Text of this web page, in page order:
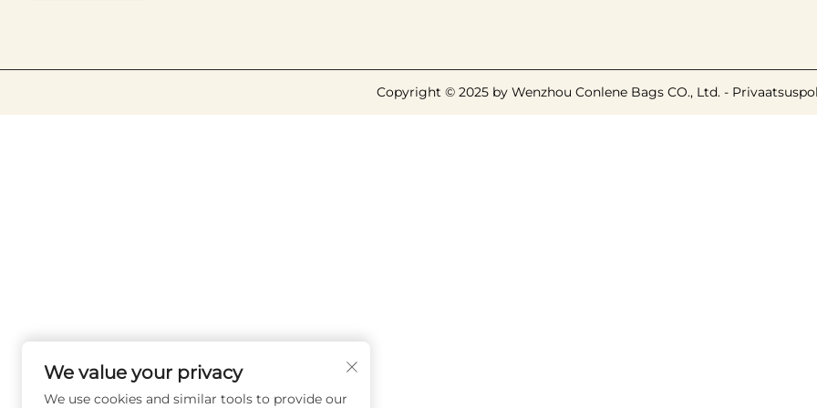
Copyright © 2025 by Wenzhou Conlene Bags CO., Ltd. -
We value your privacy
We use cookies and similar tools to provide our